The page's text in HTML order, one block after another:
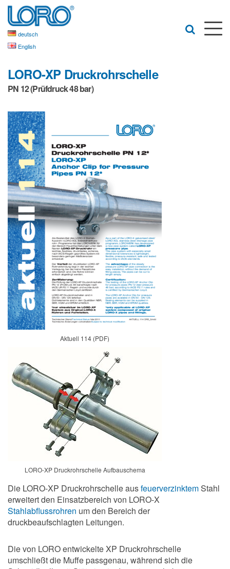
deutsch
English
LORO-XP Druckrohrschelle
PN 12 (Prüfdruck 48 bar)
Aktuell 114 (PDF)
LORO-XP Druckrohrschelle Aufbauschema
Die LORO-XP Druckrohrschelle ausfeuerverzinktemStahl
erweitert den Einsatzbereich von LORO-X
Stahlabflussrohren um den Bereich der
druckbeaufschlagten Leitungen.
Die von LORO entwickelte XP Druckrohrschelle
umschließt die Muffe passgenau, während sich die